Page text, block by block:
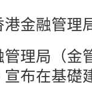
港金融管理
管理局（金
宣布在基礎